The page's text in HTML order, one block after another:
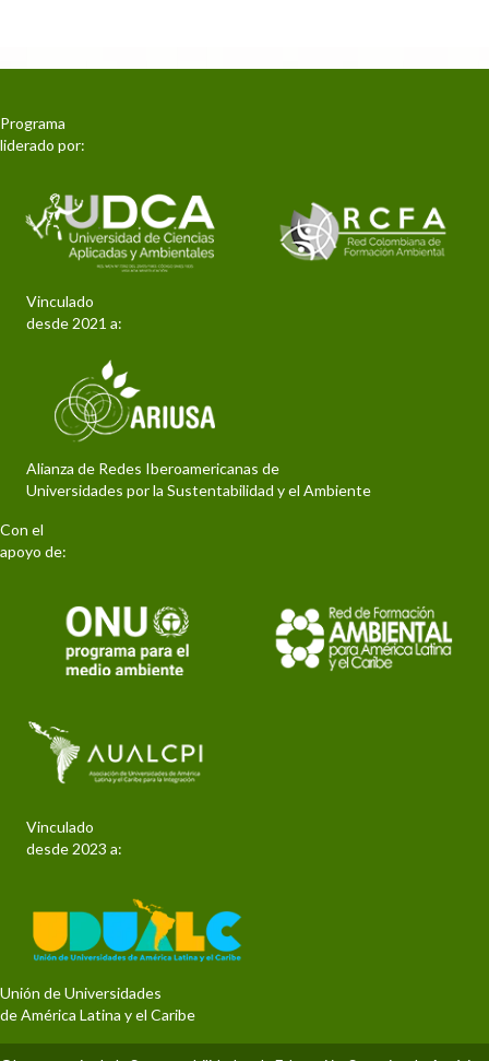
Programa
liderado por:
Vinculado
desde 2021 a:
Alianza de Redes Iberoamericanas de
Universidades por la Sustentabilidad y el Ambiente
Con el
apoyo de:
Vinculado
desde 2023 a:
Unión de Universidades
de América Latina y el Caribe